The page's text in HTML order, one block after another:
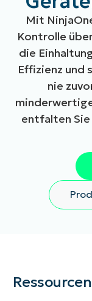
Mit
Kontrolle
die
Effizienz und
nie
entfalten Sie
Ressourcen